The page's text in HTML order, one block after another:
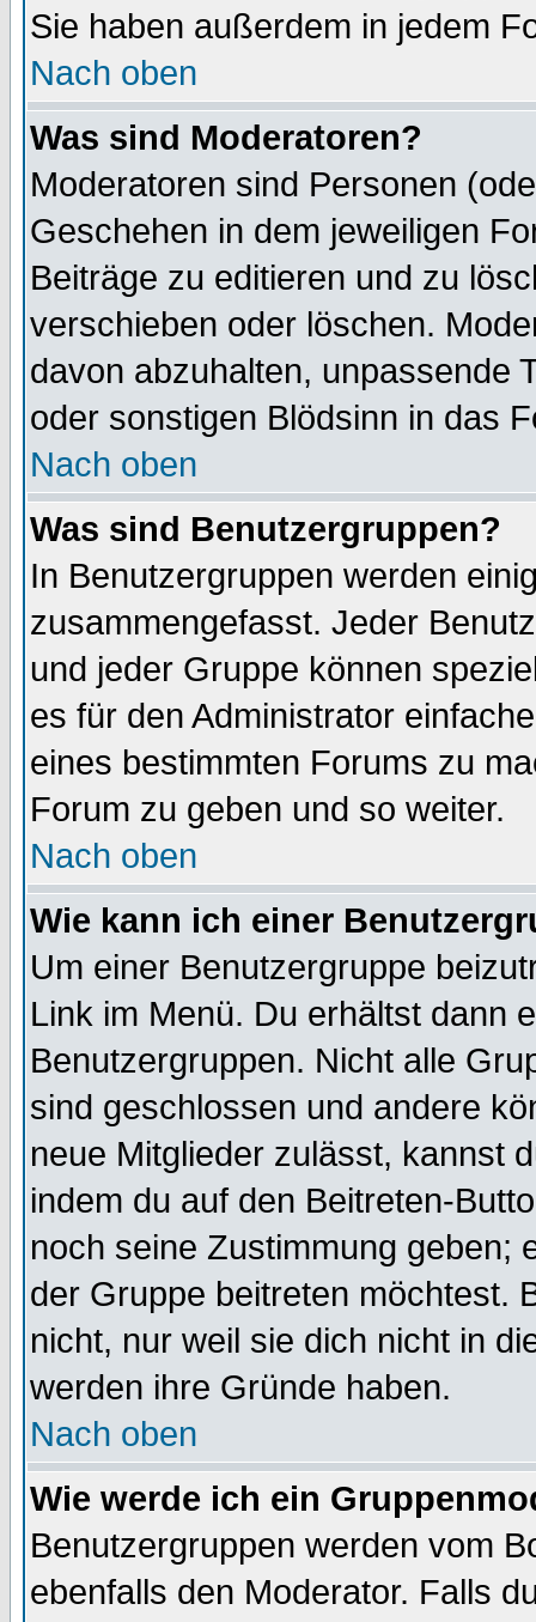
Sie haben außerdem in jedem
Nach oben
Was sind Moderatoren?
Moderatoren sind Personen
Geschehen in dem jeweiligen
Beiträge zu editieren und zu
verschieben oder löschen.
davon abzuhalten, unpassende
oder sonstigen Blödsinn in das
Nach oben
Was sind Benutzergruppen?
In Benutzergruppen werden
zusammengefasst. Jeder
und jeder Gruppe können
es für den Administrator
eines bestimmten Forums zu
Forum zu geben und so weiter.
Nach oben
Wie kann ich einer
Um einer Benutzergruppe
Link im Menü. Du erhältst dann
Benutzergruppen. Nicht alle
sind geschlossen und andere
neue Mitglieder zulässt, kannst
indem du auf den Beitreten-
noch seine Zustimmung geben;
der Gruppe beitreten möchtest.
nicht, nur weil sie dich nicht in
werden ihre Gründe haben.
Nach oben
Wie werde ich ein
Benutzergruppen werden vom
ebenfalls den Moderator. Falls